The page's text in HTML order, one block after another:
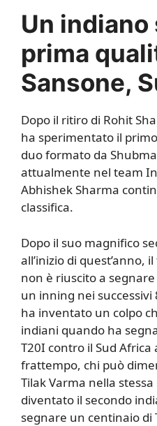
Un
prima
Sansone,
Dopo il ritiro di Rohit
ha sperimentato il
duo formato da
attualmente nel team
Abhishek Sharma
classifica.
Dopo il suo magnifico
all’inizio di quest’anno,
non è riuscito a
un inning nei successivi
ha inventato un colpo
indiani quando ha
T20I contro il Sud
frattempo, chi può
Tilak Varma nella
diventato il secondo
segnare un centinaio di